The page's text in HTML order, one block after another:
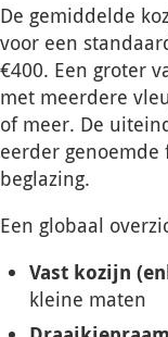
De gemiddelde
voor een
€400. Een groter
met meerdere
of meer. De
eerder genoemde
beglazing.
Een globaal
Vast kozijn
kleine maten